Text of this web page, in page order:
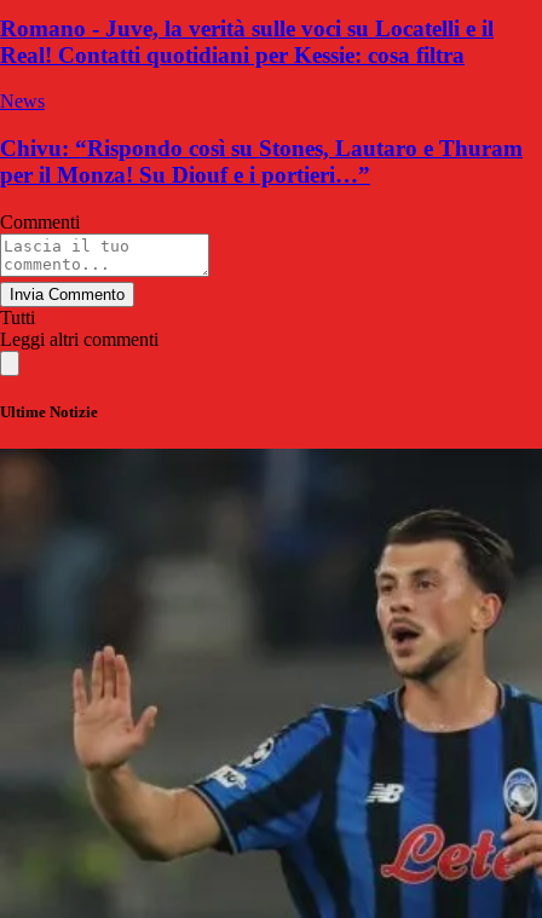
Romano - Juve, la verità sulle voci su Locatelli e il
Real! Contatti quotidiani per Kessie: cosa filtra
News
Chivu: “Rispondo così su Stones, Lautaro e Thuram
per il Monza! Su Diouf e i portieri…”
Commenti
Invia Commento
Tutti
Leggi altri commenti
Ultime Notizie